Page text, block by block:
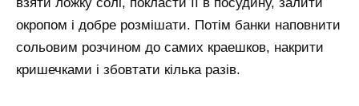
окропом і добре розмішати. Потім банки наповнити
сольовим розчином до самих краешков, накрити
кришечками і збовтати кілька разів.